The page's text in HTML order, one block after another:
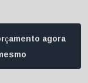
agora